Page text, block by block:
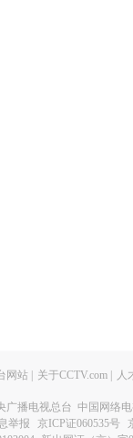
网站 关于CCTV.com 人
广播电视总台 中国网络
举报
京ICP证060535号